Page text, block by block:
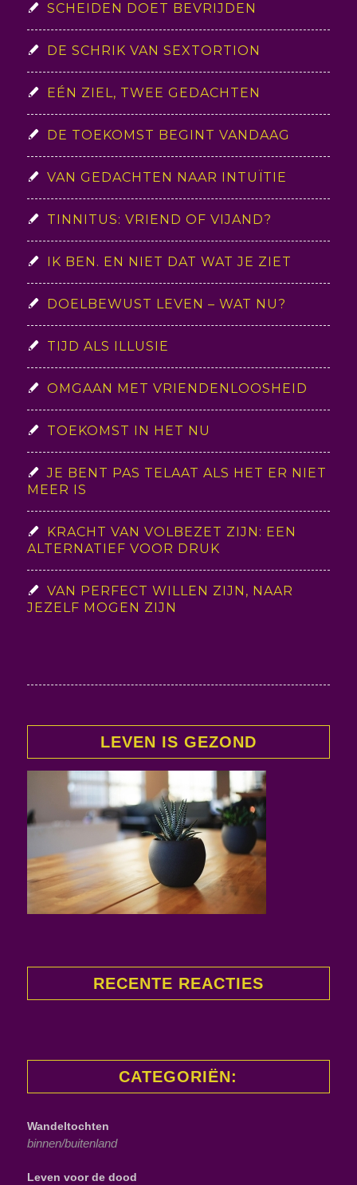
SCHEIDEN DOET BEVRIJDEN
DE SCHRIK VAN SEXTORTION
EÉN ZIEL, TWEE GEDACHTEN
DE TOEKOMST BEGINT VANDAAG
VAN GEDACHTEN NAAR INTUÏTIE
TINNITUS: VRIEND OF VIJAND?
IK BEN. EN NIET DAT WAT JE ZIET
DOELBEWUST LEVEN – WAT NU?
TIJD ALS ILLUSIE
OMGAAN MET VRIENDENLOOSHEID
TOEKOMST IN HET NU
JE BENT PAS TELAAT ALS HET ER NIET
MEER IS
KRACHT VAN VOLBEZET ZIJN: EEN
ALTERNATIEF VOOR DRUK
VAN PERFECT WILLEN ZIJN, NAAR
JEZELF MOGEN ZIJN
LEVEN IS GEZOND
RECENTE REACTIES
CATEGORIËN:
Wandeltochten
binnen/buitenland
Leven voor de dood